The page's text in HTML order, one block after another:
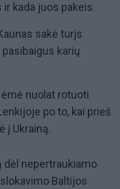
ir kada juos pakeis.
sakė turįs
karių
ėmė nuolat rotuoti
po to, kai prieš
į Ukrainą.
dėl nepertraukiamo
Baltijos